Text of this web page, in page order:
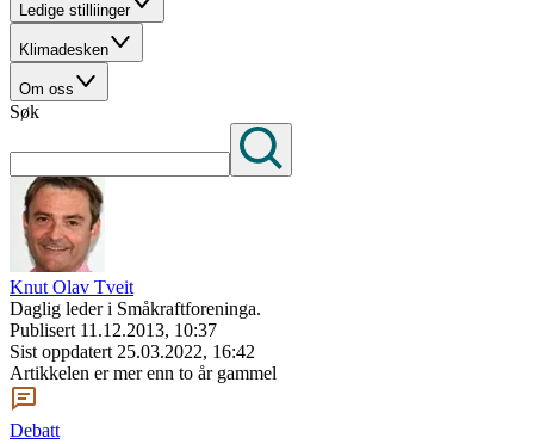
Ledige stilliinger
Klimadesken
Om oss
Søk
Knut Olav Tveit
Daglig leder i Småkraftforeninga.
Publisert 11.12.2013, 10:37
Sist oppdatert 25.03.2022, 16:42
Artikkelen er mer enn to år gammel
Debatt